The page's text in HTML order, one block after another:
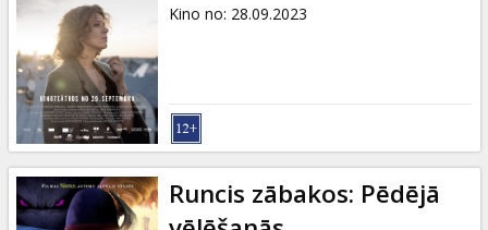
Dāvanu
kartes
Uzkodas
B2B
Kino no: 28.09.2023
Runcis zābakos: Pēdējā